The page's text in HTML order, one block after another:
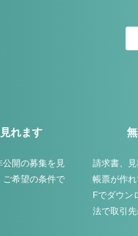
れます
公開の募集を見
ご希望の条件で
請求書、
帳票が作
Fでダウン
法で取引先